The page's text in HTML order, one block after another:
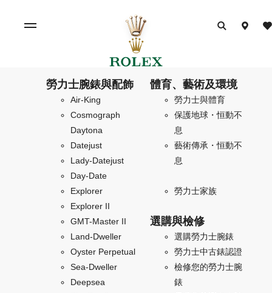
勞力士腕錶與配飾
Air-King
Cosmograph
Daytona
Datejust
Lady-Datejust
Day-Date
Explorer
Explorer II
GMT-Master II
Land-Dweller
Oyster Perpetual
Sea-Dweller
Deepsea
體育、藝術及環境
勞力士與體育
保護地球・恒動不
息
藝術傳承・恒動不
息
勞力士家族
選購與檢修
選購勞力士腕錶
勞力士中古錶認證
檢修您的勞力士腕
錶